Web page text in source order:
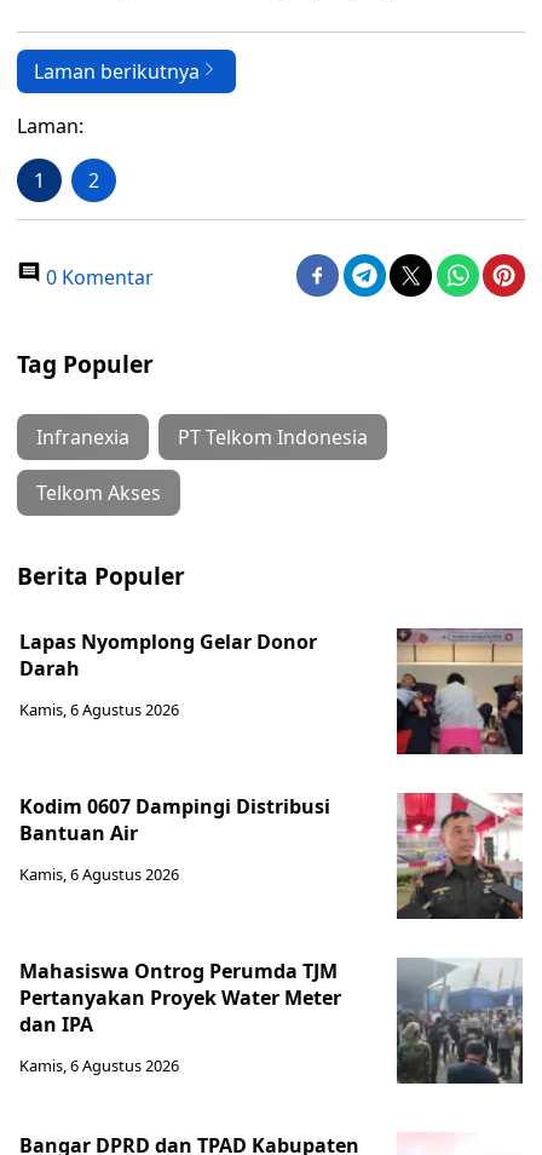
Laman berikutnya
Laman:
1 2
0 Komentar
Tag Populer
Infranexia PT Telkom Indonesia
Telkom Akses
Berita Populer
Lapas Nyomplong Gelar Donor
Darah
Kamis, 6 Agustus 2026
Kodim 0607 Dampingi Distribusi
Bantuan Air
Kamis, 6 Agustus 2026
Mahasiswa Ontrog Perumda TJM
Pertanyakan Proyek Water Meter
dan IPA
Kamis, 6 Agustus 2026
Bangar DPRD dan TPAD Kabupaten